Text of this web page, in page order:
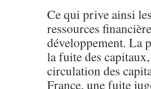
Ce qui prive ainsi
ressources
développement. La
la fuite des
circulation des
France, une fuite